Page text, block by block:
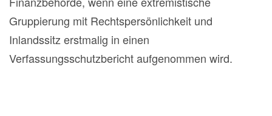
Gruppierung mit Rechtspersönlichkeit und
Inlandssitz erstmalig in einen
Verfassungsschutzbericht aufgenommen wird.